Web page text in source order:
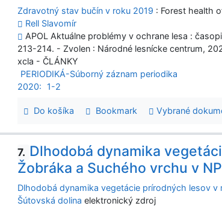
Zdravotný stav bučín v roku 2019 : Forest health
Rell Slavomír
APOL Aktuálne problémy v ochrane lesa :
213-214. - Zvolen : Národné lesnícke centrum,
xcla - ČLÁNKY
PERIODIKÁ-Súborný záznam periodika
2020:
1-2
Do košíka Bookmark Vybrané
7. Dlhodobá dynamika
Žobráka a Suchého vrchu v
Dlhodobá dynamika vegetácie prírodných lesov v
Šútovská dolina elektronický zdroj